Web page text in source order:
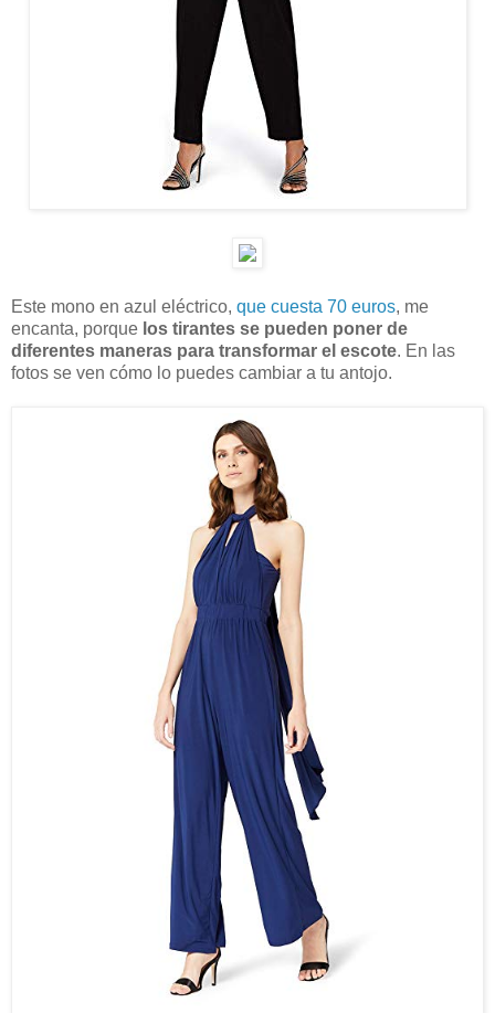
Este mono en azul eléctrico, que cuesta 70 euros, me
encanta, porque los tirantes se pueden poner de
diferentes maneras para transformar el escote. En las
fotos se ven cómo lo puedes cambiar a tu antojo.